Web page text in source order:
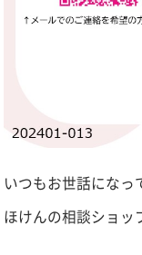
いつもお世話になっ
ほけんの相談ショ